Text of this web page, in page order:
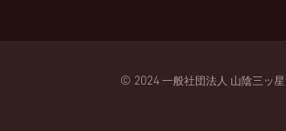
© 2024 一般社団法人 山陰三ッ